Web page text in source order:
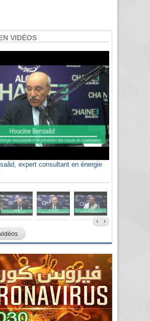
VIDÉOS
expert consultant en énergie